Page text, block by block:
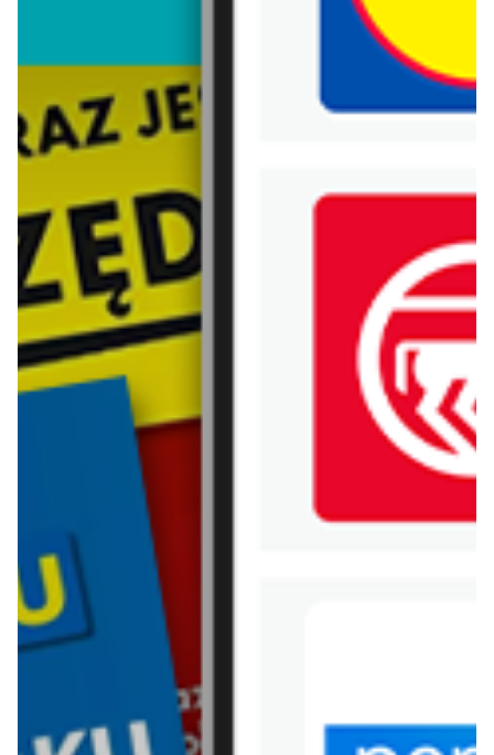
Zobacz aktualne gazetki Blix!
aktualna
Carrefour
aktualna
Oferta od czwartku
WIĘCEJ GAZETEK